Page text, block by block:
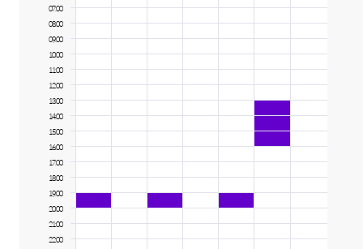
07:00
08:00
09:00
10:00
11:00
12:00
13:00
14:00
15:00
16:00
17:00
18:00
19:00
20:00
21:00
22:00